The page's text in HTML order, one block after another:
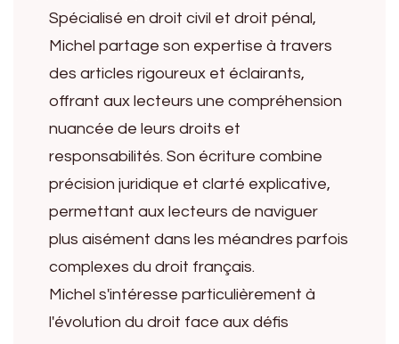
Spécialisé en droit civil et droit pénal,
Michel partage son expertise à travers
des articles rigoureux et éclairants,
offrant aux lecteurs une compréhension
nuancée de leurs droits et
responsabilités. Son écriture combine
précision juridique et clarté explicative,
permettant aux lecteurs de naviguer
plus aisément dans les méandres parfois
complexes du droit français.
Michel s'intéresse particulièrement à
l'évolution du droit face aux défis